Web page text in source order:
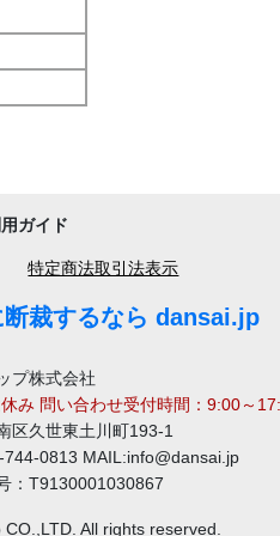
ガイド
特定商法取引法表示
裁するなら dansai.jp
プ株式会社
み 問い合わせ受付時間：9:00～
区久世東土川町193-1
0813 MAIL:info@dansai.jp
：T9130001030867
All rights reserved.